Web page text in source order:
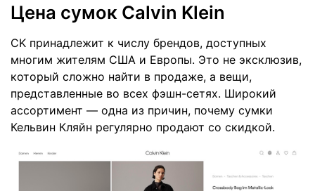
Цена сумок Calvin Klein
CK принадлежит к числу брендов, доступных
многим жителям США и Европы. Это не эксклюзив,
который сложно найти в продаже, а вещи,
представленные во всех фэшн-сетях. Широкий
ассортимент — одна из причин, почему сумки
Кельвин Кляйн регулярно продают со скидкой.